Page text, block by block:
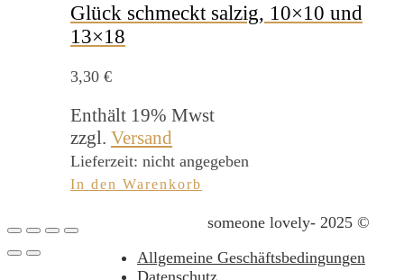
Glück schmeckt salzig, 10×10 und
13×18
3,30 €
Enthält 19% Mwst
zzgl. Versand
Lieferzeit: nicht angegeben
In den Warenkorb
someone lovely- 2025 ©
Allgemeine Geschäftsbedingungen